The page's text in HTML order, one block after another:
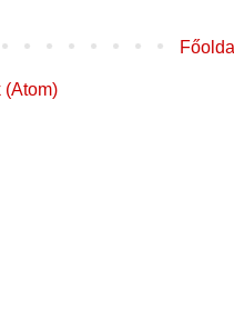
Főoldal
(Atom)